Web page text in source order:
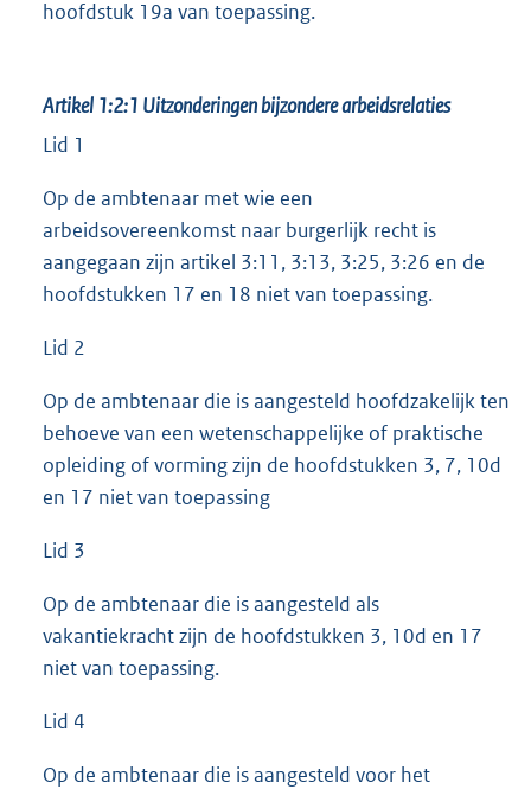
hoofdstuk 19a van toepassing.
Artikel 1:2:1 Uitzonderingen bijzondere arbeidsrelaties
Lid 1
Op de ambtenaar met wie een
arbeidsovereenkomst naar burgerlijk recht is
aangegaan zijn artikel 3:11, 3:13, 3:25, 3:26 en de
hoofdstukken 17 en 18 niet van toepassing.
Lid 2
Op de ambtenaar die is aangesteld hoofdzakelijk ten
behoeve van een wetenschappelijke of praktische
opleiding of vorming zijn de hoofdstukken 3, 7, 10d
en 17 niet van toepassing
Lid 3
Op de ambtenaar die is aangesteld als
vakantiekracht zijn de hoofdstukken 3, 10d en 17
niet van toepassing.
Lid 4
Op de ambtenaar die is aangesteld voor het